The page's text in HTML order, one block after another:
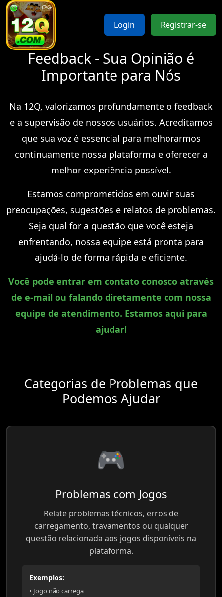
Login Registrar-se
Feedback - Sua Opinião é
Importante para Nós
Na 12Q, valorizamos profundamente o feedback
e a supervisão de nossos usuários. Acreditamos
que sua voz é essencial para melhorarmos
continuamente nossa plataforma e oferecer a
melhor experiência possível.
Estamos comprometidos em ouvir suas
preocupações, sugestões e relatos de problemas.
Seja qual for a questão que você esteja
enfrentando, nossa equipe está pronta para
ajudá-lo de forma rápida e eficiente.
Você pode entrar em contato conosco através
de e-mail ou falando diretamente com nossa
equipe de atendimento. Estamos aqui para
ajudar!
Categorias de Problemas que
Podemos Ajudar
🎮
Problemas com Jogos
Relate problemas técnicos, erros de
carregamento, travamentos ou qualquer
questão relacionada aos jogos disponíveis na
plataforma.
Exemplos:
• Jogo não carrega